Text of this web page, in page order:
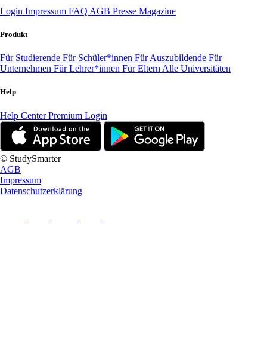
Login Impressum FAQ AGB Presse Magazine
Produkt
Für Studierende Für Schüler*innen Für Auszubildende Für
Unternehmen Für Lehrer*innen Für Eltern Alle Universitäten
Help
Help CenterPremium Login
© StudySmarter
AGB
Impressum
Datenschutzerklärung